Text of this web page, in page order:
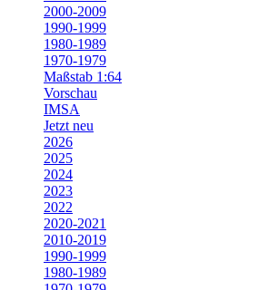
2000-2009
1990-1999
1980-1989
1970-1979
Maßstab 1:64
Vorschau
IMSA
Jetzt neu
2026
2025
2024
2023
2022
2020-2021
2010-2019
1990-1999
1980-1989